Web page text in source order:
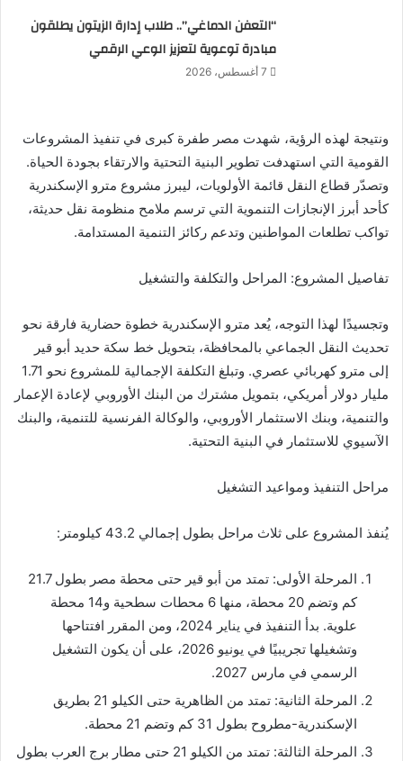
“التعفن الدماغي”.. طلاب إدارة الزيتون يطلقون
مبادرة توعوية لتعزيز الوعي الرقمي
7 أغسطس، 2026
ونتيجة لهذه الرؤية، شهدت مصر طفرة كبرى في تنفيذ المشروعات
القومية التي استهدفت تطوير البنية التحتية والارتقاء بجودة الحياة.
وتصدّر قطاع النقل قائمة الأولويات، ليبرز مشروع مترو الإسكندرية
كأحد أبرز الإنجازات التنموية التي ترسم ملامح منظومة نقل حديثة،
تواكب تطلعات المواطنين وتدعم ركائز التنمية المستدامة.
تفاصيل المشروع: المراحل والتكلفة والتشغيل
وتجسيدًا لهذا التوجه، يُعد مترو الإسكندرية خطوة حضارية فارقة نحو
تحديث النقل الجماعي بالمحافظة، بتحويل خط سكة حديد أبو قير
إلى مترو كهربائي عصري. وتبلغ التكلفة الإجمالية للمشروع نحو 1.71
مليار دولار أمريكي، بتمويل مشترك من البنك الأوروبي لإعادة الإعمار
والتنمية، وبنك الاستثمار الأوروبي، والوكالة الفرنسية للتنمية، والبنك
الآسيوي للاستثمار في البنية التحتية.
مراحل التنفيذ ومواعيد التشغيل
يُنفذ المشروع على ثلاث مراحل بطول إجمالي 43.2 كيلومتر:
المرحلة الأولى: تمتد من أبو قير حتى محطة مصر بطول 21.7
كم وتضم 20 محطة، منها 6 محطات سطحية و14 محطة
علوية. بدأ التنفيذ في يناير 2024، ومن المقرر افتتاحها
وتشغيلها تجريبيًا في يونيو 2026، على أن يكون التشغيل
الرسمي في مارس 2027.
المرحلة الثانية: تمتد من الظاهرية حتى الكيلو 21 بطريق
الإسكندرية-مطروح بطول 31 كم وتضم 21 محطة.
المرحلة الثالثة: تمتد من الكيلو 21 حتى مطار برج العرب بطول